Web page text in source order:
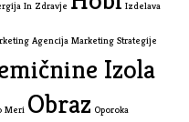
In Zdravje Izdelava
Agencija Marketing Strategije
Izola
Meri Obraz Oporoka